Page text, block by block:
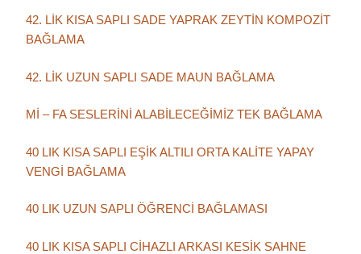
42. LİK KISA SAPLI SADE YAPRAK ZEYTİN KOMPOZİT
BAĞLAMA
42. LİK UZUN SAPLI SADE MAUN BAĞLAMA
Mİ – FA SESLERİNİ ALABİLECEĞİMİZ TEK BAĞLAMA
40 LIK KISA SAPLI EŞİK ALTILI ORTA KALİTE YAPAY
VENGİ BAĞLAMA
40 LIK UZUN SAPLI ÖĞRENCİ BAĞLAMASI
40 LIK KISA SAPLI CİHAZLI ARKASI KESİK SAHNE